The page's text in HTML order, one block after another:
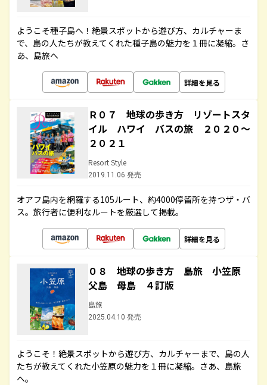
ようこそ種子島へ！絶景スポットから遊び方、カルチャーま
で、島の人たちが教えてくれた種子島の魅力を１冊に凝縮。さ
あ、島旅へ
詳細を見る
Ｒ０７ 地球の歩き方 リゾートスタ
イル ハワイ バスの旅 ２０２０～
２０２１
Resort Style
2019.11.06 発売
オアフ島内を網羅する105ルート、約4000停留所を持つザ・バ
ス。旅行者に便利なルートを厳選して掲載。
詳細を見る
０８ 地球の歩き方 島旅 小笠原
父島 母島 ４訂版
島旅
2025.04.10 発売
ようこそ！絶景スポットから遊び方、カルチャーまで、島の人
たちが教えてくれた小笠原の魅力を１冊に凝縮。さあ、島旅
へ。